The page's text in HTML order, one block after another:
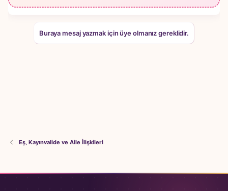
Buraya mesaj yazmak için üye olmanız gereklidir.
Eş, Kayınvalide ve Aile İlişkileri